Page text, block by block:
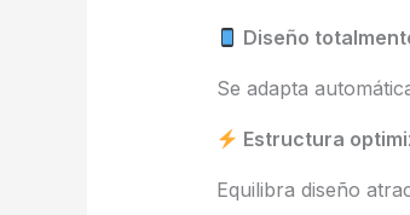
Diseño
Se adapta
Estructura
Equilibra diseño